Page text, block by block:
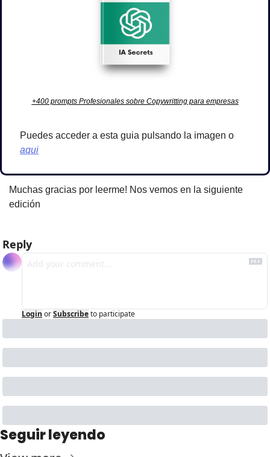
+400 prompts Profesionales sobre Copywritting para empresas
aqui
Muchas gracias por leerme! Nos vemos en la siguiente
edición
Reply
Login orSubscribeto participate
Seguir leyendo